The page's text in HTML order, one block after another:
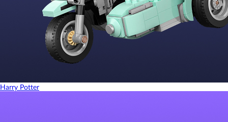
Harry Potter